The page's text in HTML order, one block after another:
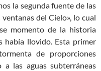
la segunda fuente de las
del Cielo», lo cual
momento de la historia
había llovido. Esta primer
de proporciones
a las aguas subterráneas